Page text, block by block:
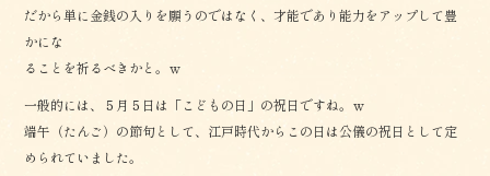
だから単に金銭の入りを願うのではなく、才能であり能力をアップして豊
かにな
ることを祈るべきかと。ｗ
一般的には、５月５日は「こどもの日」の祝日ですね。ｗ
端午（たんご）の節句として、江戸時代からこの日は公儀の祝日として定
められていました。